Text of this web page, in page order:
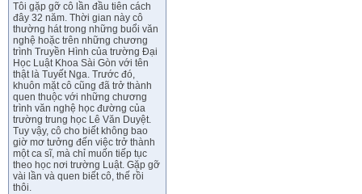
Tôi gặp gỡ cô lần đầu tiên cách
đây 32 năm. Thời gian này cô
thường hát trong những buổi văn
nghệ hoặc trên những chương
trình Truyền Hình của trường Đại
Học Luật Khoa Sài Gòn với tên
thật là Tuyết Nga. Trước đó,
khuôn mặt cô cũng đã trở thành
quen thuộc với những chương
trình văn nghệ học đường của
trường trung học Lê Văn Duyệt.
Tuy vậy, cô cho biết không bao
giờ mơ tưởng đến việc trở thành
một ca sĩ, mà chỉ muốn tiếp tục
theo học nơi trường Luật. Gặp gỡ
vài lần và quen biết cô, thế rồi
thôi.